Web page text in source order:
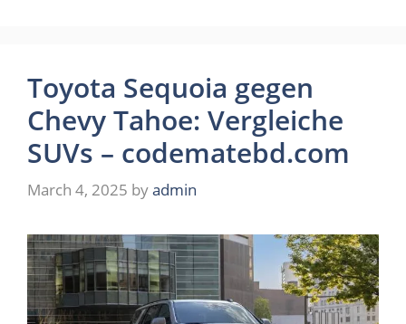
Toyota Sequoia gegen
Chevy Tahoe: Vergleiche
SUVs – codematebd.com
March 4, 2025 byadmin